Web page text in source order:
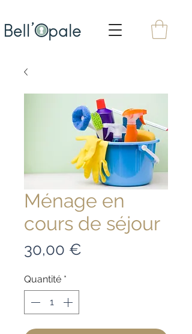
Ménage en
cours de séjour
30,00 €
Quantité *